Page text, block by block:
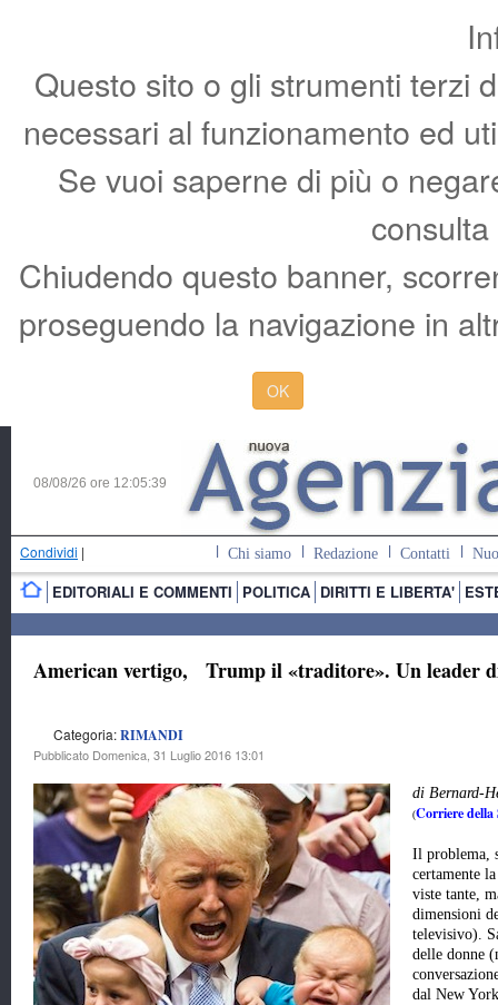
Questo sito o gli strumenti terzi
necessari al funzionamento ed
Se vuoi saperne di più o
Chiudendo questo banner,
proseguendo la navigazione in
OK
08/08/26 ore 12:05:40
Condividi | Chi siamo Redazione Contatti
EDITORIALI E COMMENTI POLITICA DIRITTI E LIBERTA'
American vertigo, Trump il «traditore». Un leader
Categoria:RIMANDI
Pubblicato Domenica, 31 Luglio 2016 13:01
di Bernard-
(Corriere della
Il problema,
certamente
viste tante,
dimensioni
televisivo).
delle donne
dal New